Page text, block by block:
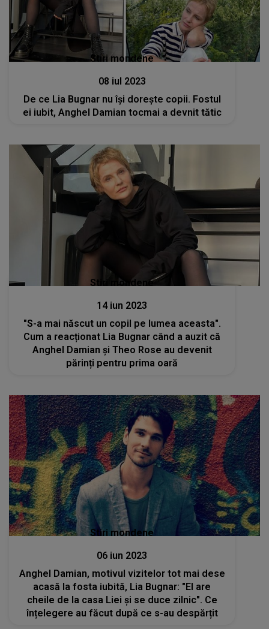
Stiri mondene
08 iul 2023
De ce Lia Bugnar nu își dorește copii. Fostul
ei iubit, Anghel Damian tocmai a devnit tătic
Stiri mondene
14 iun 2023
"S-a mai născut un copil pe lumea aceasta".
Cum a reacționat Lia Bugnar când a auzit că
Anghel Damian și Theo Rose au devenit
părinți pentru prima oară
Stiri mondene
06 iun 2023
Anghel Damian, motivul vizitelor tot mai dese
acasă la fosta iubită, Lia Bugnar: "El are
cheile de la casa Liei și se duce zilnic". Ce
înțelegere au făcut după ce s-au despărțit